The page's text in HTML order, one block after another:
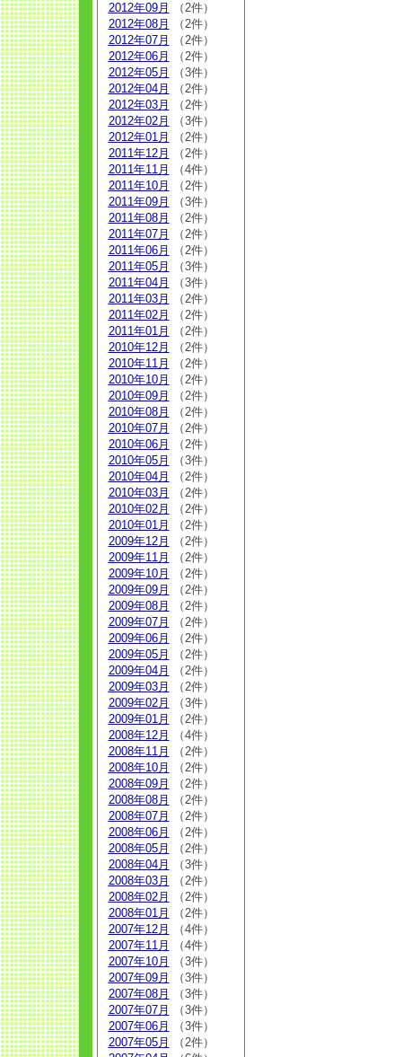
2012年09月
（2件）
2012年08月
（2件）
2012年07月
（2件）
2012年06月
（2件）
2012年05月
（3件）
2012年04月
（2件）
2012年03月
（2件）
2012年02月
（3件）
2012年01月
（2件）
2011年12月
（2件）
2011年11月
（4件）
2011年10月
（2件）
2011年09月
（3件）
2011年08月
（2件）
2011年07月
（2件）
2011年06月
（2件）
2011年05月
（3件）
2011年04月
（3件）
2011年03月
（2件）
2011年02月
（2件）
2011年01月
（2件）
2010年12月
（2件）
2010年11月
（2件）
2010年10月
（2件）
2010年09月
（2件）
2010年08月
（2件）
2010年07月
（2件）
2010年06月
（2件）
2010年05月
（3件）
2010年04月
（2件）
2010年03月
（2件）
2010年02月
（2件）
2010年01月
（2件）
2009年12月
（2件）
2009年11月
（2件）
2009年10月
（2件）
2009年09月
（2件）
2009年08月
（2件）
2009年07月
（2件）
2009年06月
（2件）
2009年05月
（2件）
2009年04月
（2件）
2009年03月
（2件）
2009年02月
（3件）
2009年01月
（2件）
2008年12月
（4件）
2008年11月
（2件）
2008年10月
（2件）
2008年09月
（2件）
2008年08月
（2件）
2008年07月
（2件）
2008年06月
（2件）
2008年05月
（2件）
2008年04月
（3件）
2008年03月
（2件）
2008年02月
（2件）
2008年01月
（2件）
2007年12月
（4件）
2007年11月
（4件）
2007年10月
（3件）
2007年09月
（3件）
2007年08月
（3件）
2007年07月
（3件）
2007年06月
（3件）
2007年05月
（2件）